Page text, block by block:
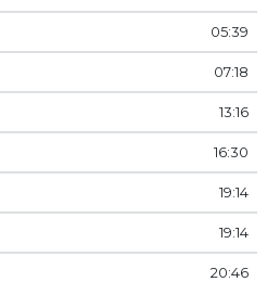
05:39
07:18
13:16
16:30
19:14
19:14
20:46